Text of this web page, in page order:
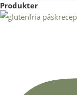
Produkter